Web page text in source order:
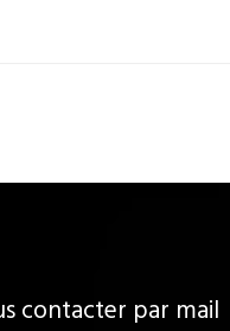
contacter par mail